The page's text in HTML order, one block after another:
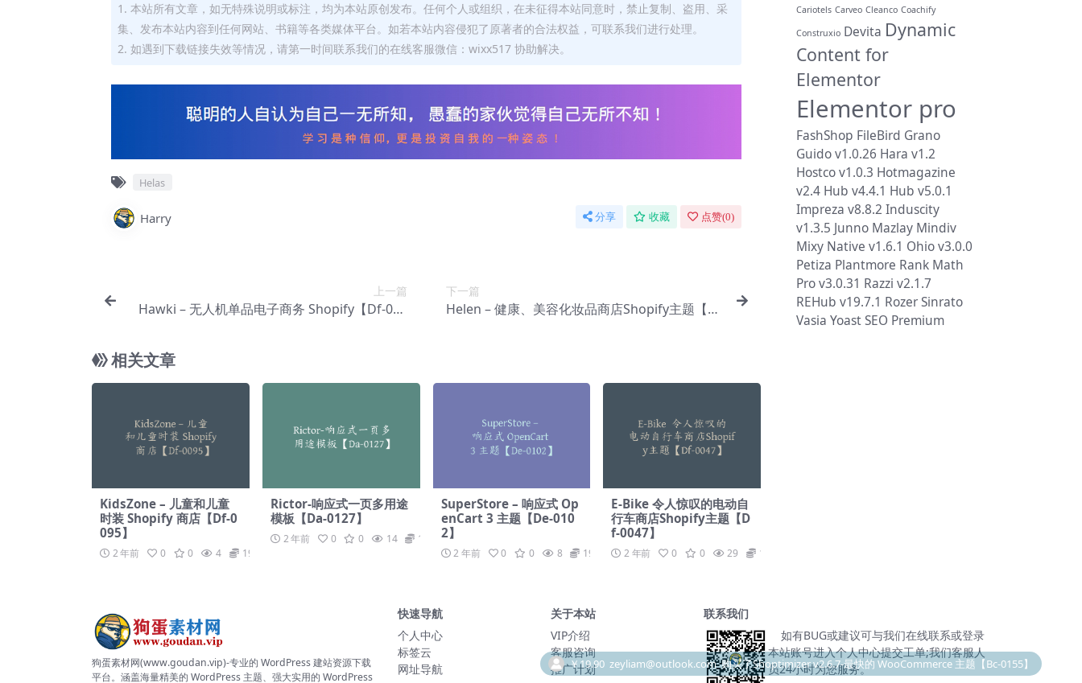
1. 本站所有文章，如无特殊说明或标注，均为本站原创发布。任何个人或组织，在未征得本站同意时，禁止复制、盗用、采
集、发布本站内容到任何网站、书籍等各类媒体平台。如若本站内容侵犯了原著者的合法权益，可联系我们进行处理。
2. 如遇到下载链接失效等情况，请第一时间联系我们的在线客服微信：wixx517 协助解决。
Helas
Harry 分享 收藏 点赞(0)
上一篇
Hawki – 无人机单品电子商务 Shopify【Df-007
下一篇
Helen – 健康、美容化妆品商店Shopify主题【Df
相关文章
KidsZone – 儿童和儿童
时装 Shopify 商店【Df-0
095】
2 年前 0 0 4 19.9
Rictor-响应式一页多用途
模板【Da-0127】
2 年前 0 0 14 19.9
SuperStore – 响应式 Op
enCart 3 主题【De-010
2】
2 年前 0 0 8 19.9
E-Bike 令人惊叹的电动自
行车商店Shopify主题【D
f-0047】
2 年前 0 0 29 19.9
Cariotels Carveo Cleanco Coachify
Construxio Devita Dynamic
Content for
Elementor
Elementor pro
FashShop FileBird Grano
Guido v1.0.26 Hara v1.2
Hostco v1.0.3 Hotmagazine
v2.4 Hub v4.4.1 Hub v5.0.1
Impreza v8.8.2 Induscity
v1.3.5 Junno Mazlay Mindiv
Mixy Native v1.6.1 Ohio v3.0.0
Petiza Plantmore Rank Math
Pro v3.0.31 Razzi v2.1.7
REHub v19.7.1 RozerSinrato
Vasia Yoast SEO Premium
狗蛋素材网(www.goudan.vip)-专业的 WordPress 建站资源下载
平台。涵盖海量精美的 WordPress 主题、强大实用的 WordPress
快速导航
个人中心
标签云
网址导航
关于本站
VIP介绍
客服咨询
推广计划
联系我们
如有BUG或建议可与我们在线联系或登录
本站账号进入个人中心提交工单;我们客服人
员24小时为您服务。
￥99.00 恭喜qiyeu成为 尊贵SVIP会员 感谢信任！